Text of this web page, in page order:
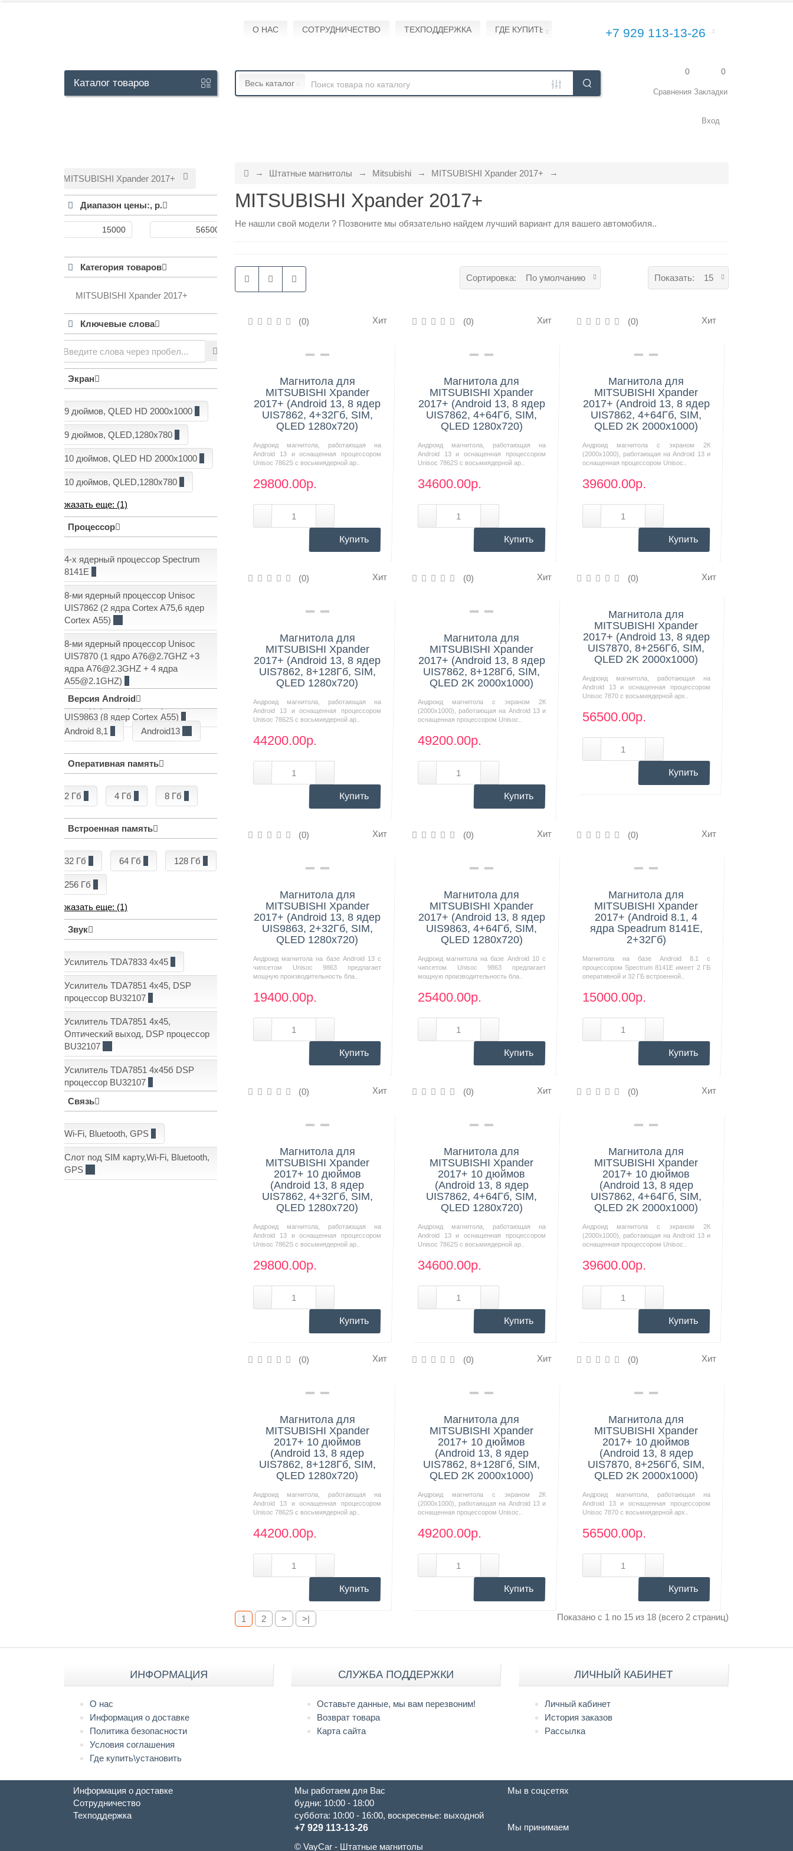
О НАС СОТРУДНИЧЕСТВО ТЕХПОДДЕРЖКА ГДЕ КУПИТЬ\УСТАНОВИТЬ +7 929 113-13-26
Каталог товаров Весь каталог
0
Закладки
0
Сравнения
Вход
MITSUBISHI Xpander 2017+
Диапазон цены:, р.
Категория товаров
MITSUBISHI Xpander 2017+
Ключевые слова
Экран
9 дюймов, QLED HD 2000x1000
9 дюймов, QLED,1280x780 6
10 дюймов, QLED HD 2000x1000 3
10 дюймов, QLED,1280x780 6
Показать еще: (1)
Процессор
4-х ядерный процессор Spectrum
8141E
8-ми ядерный процессор Unisoc
UIS7862 (2 ядра Cortex A75,6 ядер
Cortex А55) 10
8-ми ядерный процессор Unisoc
UIS7870 (1 ядро A76@2.7GHZ +3
ядра A76@2.3GHZ + 4 ядра
A55@2.1GHZ) 1
8-ми ядерный процессор Unisoc
UIS9863 (8 ядер Cortex А55) 4
Показать еще: (1)
Версия Android
Android 8,1 Android13 15
Оперативная память
2 Гб 4 4 Гб 8 8 Гб 5
Встроенная память
32 Гб 6 64 Гб 6 128 Гб 4
256 Гб 1
Показать еще: (1)
Звук
Усилитель TDA7833 4x45 4
Усилитель TDA7851 4x45, DSP
процессор BU32107 1
Усилитель TDA7851 4x45,
Оптический выход, DSP процессор
BU32107 10
Усилитель TDA7851 4x45б DSP
процессор BU32107
Показать еще: (1)
Связь
Wi-Fi, Bluetooth, GPS
Слот под SIM карту,Wi-Fi, Bluetooth,
GPS 15
Штатные магнитолы Mitsubishi MITSUBISHI Xpander 2017+
MITSUBISHI Xpander 2017+
Не нашли свой модели ? Позвоните мы обязательно найдем лучший вариант для вашего автомобиля..
Показать: 15
Сортировка: По умолчанию
(0) Хит
Нашли дешевле?
Магнитола для
MITSUBISHI Xpander
2017+ (Android 13, 8 ядер
UIS7862, 4+32Гб, SIM,
QLED 1280x720)
Андроид магнитола, работающая на
Android 13 и оснащенная процессором
Unisoc 7862S с восьмиядерной ар..
29800.00р.
Купить
(0) Хит
Нашли дешевле?
Магнитола для
MITSUBISHI Xpander
2017+ (Android 13, 8 ядер
UIS7862, 4+64Гб, SIM,
QLED 1280x720)
Андроид магнитола, работающая на
Android 13 и оснащенная процессором
Unisoc 7862S с восьмиядерной ар..
34600.00р.
Купить
(0) Хит
Нашли дешевле?
Магнитола для
MITSUBISHI Xpander
2017+ (Android 13, 8 ядер
UIS7862, 4+64Гб, SIM,
QLED 2K 2000x1000)
Андроид магнитола с экраном 2К
(2000х1000), работающая на Android 13 и
оснащенная процессором Unisoc..
39600.00р.
Купить
(0) Хит
Нашли дешевле?
Магнитола для
MITSUBISHI Xpander
2017+ (Android 13, 8 ядер
UIS7862, 8+128Гб, SIM,
QLED 1280x720)
Андроид магнитола, работающая на
Android 13 и оснащенная процессором
Unisoc 7862S с восьмиядерной ар..
44200.00р.
Купить
(0) Хит
Нашли дешевле?
Магнитола для
MITSUBISHI Xpander
2017+ (Android 13, 8 ядер
UIS7862, 8+128Гб, SIM,
QLED 2K 2000x1000)
Андроид магнитола с экраном 2К
(2000х1000), работающая на Android 13 и
оснащенная процессором Unisoc..
49200.00р.
Купить
(0) Хит
Магнитола для
MITSUBISHI Xpander
2017+ (Android 13, 8 ядер
UIS7870, 8+256Гб, SIM,
QLED 2K 2000x1000)
Андроид магнитола, работающая на
Android 13 и оснащенная процессором
Unisoc 7870 с восьмиядерной арх..
56500.00р.
Купить
(0) Хит
Нашли дешевле?
Магнитола для
MITSUBISHI Xpander
2017+ (Android 13, 8 ядер
UIS9863, 2+32Гб, SIM,
QLED 1280x720)
Андроид магнитола на базе Android 13 с
чипсетом Unisoc 9863 предлагает
мощную производительность бла..
19400.00р.
Купить
(0) Хит
Нашли дешевле?
Магнитола для
MITSUBISHI Xpander
2017+ (Android 13, 8 ядер
UIS9863, 4+64Гб, SIM,
QLED 1280x720)
Андроид магнитола на базе Android 10 с
чипсетом Unisoc 9863 предлагает
мощную производительность бла..
25400.00р.
Купить
(0) Хит
Нашли дешевле?
Магнитола для
MITSUBISHI Xpander
2017+ (Android 8.1, 4
ядра Speadrum 8141E,
2+32Гб)
Магнитола на базе Android 8.1 с
процессором Spectrum 8141E имеет 2 ГБ
оперативной и 32 ГБ встроенной..
15000.00р.
Купить
(0) Хит
Нашли дешевле?
Магнитола для
MITSUBISHI Xpander
2017+ 10 дюймов
(Android 13, 8 ядер
UIS7862, 4+32Гб, SIM,
QLED 1280x720)
Андроид магнитола, работающая на
Android 13 и оснащенная процессором
Unisoc 7862S с восьмиядерной ар..
29800.00р.
Купить
(0) Хит
Нашли дешевле?
Магнитола для
MITSUBISHI Xpander
2017+ 10 дюймов
(Android 13, 8 ядер
UIS7862, 4+64Гб, SIM,
QLED 1280x720)
Андроид магнитола, работающая на
Android 13 и оснащенная процессором
Unisoc 7862S с восьмиядерной ар..
34600.00р.
Купить
(0) Хит
Нашли дешевле?
Магнитола для
MITSUBISHI Xpander
2017+ 10 дюймов
(Android 13, 8 ядер
UIS7862, 4+64Гб, SIM,
QLED 2K 2000x1000)
Андроид магнитола с экраном 2К
(2000х1000), работающая на Android 13 и
оснащенная процессором Unisoc..
39600.00р.
Купить
(0) Хит
Нашли дешевле?
Магнитола для
MITSUBISHI Xpander
2017+ 10 дюймов
(Android 13, 8 ядер
UIS7862, 8+128Гб, SIM,
QLED 1280x720)
Андроид магнитола, работающая на
Android 13 и оснащенная процессором
Unisoc 7862S с восьмиядерной ар..
44200.00р.
Купить
(0) Хит
Нашли дешевле?
Магнитола для
MITSUBISHI Xpander
2017+ 10 дюймов
(Android 13, 8 ядер
UIS7862, 8+128Гб, SIM,
QLED 2K 2000x1000)
Андроид магнитола с экраном 2К
(2000х1000), работающая на Android 13 и
оснащенная процессором Unisoc..
49200.00р.
Купить
(0) Хит
Нашли дешевле?
Магнитола для
MITSUBISHI Xpander
2017+ 10 дюймов
(Android 13, 8 ядер
UIS7870, 8+256Гб, SIM,
QLED 2K 2000x1000)
Андроид магнитола, работающая на
Android 13 и оснащенная процессором
Unisoc 7870 с восьмиядерной арх..
56500.00р.
Купить
1 2 > >| Показано с 1 по 15 из 18 (всего 2 страниц)
ИНФОРМАЦИЯ
О нас
Информация о доставке
Политика безопасности
Условия соглашения
Где купить\установить
СЛУЖБА ПОДДЕРЖКИ
Оставьте данные, мы вам перезвоним!
Возврат товара
Карта сайта
ЛИЧНЫЙ КАБИНЕТ
Личный кабинет
История заказов
Рассылка
Информация о доставке
Сотрудничество
Техподдержка
Мы работаем для Вас
будни: 10:00 - 18:00
суббота: 10:00 - 16:00, воскресенье: выходной
+7 929 113-13-26
© VayCar - Штатные магнитолы
Мы в соцсетях
Мы принимаем